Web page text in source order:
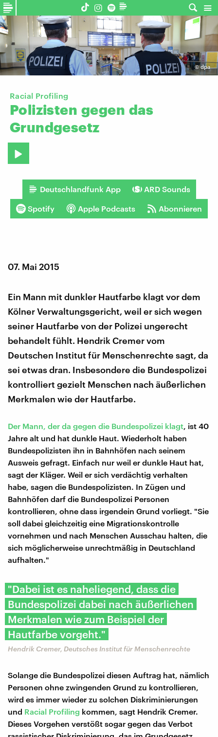
©dpa
Racial Profiling
Polizisten gegen das
Grundgesetz
Deutschlandfunk App ARD Sounds
Spotify Apple Podcasts Abonnieren
07. Mai 2015
Ein Mann mit dunkler Hautfarbe klagt vor dem
Kölner Verwaltungsgericht, weil er sich wegen
seiner Hautfarbe von der Polizei ungerecht
behandelt fühlt. Hendrik Cremer vom
Deutschen Institut für Menschenrechte sagt, da
sei etwas dran. Insbesondere die Bundespolizei
kontrolliert gezielt Menschen nach äußerlichen
Merkmalen wie der Hautfarbe.
Der Mann, der da gegen die Bundespolizei klagt , ist 40
Jahre alt und hat dunkle Haut. Wiederholt haben
Bundespolizisten ihn in Bahnhöfen nach seinem
Ausweis gefragt. Einfach nur weil er dunkle Haut hat,
sagt der Kläger. Weil er sich verdächtig verhalten
habe, sagen die Bundespolizisten. In Zügen und
Bahnhöfen darf die Bundespolizei Personen
kontrollieren, ohne dass irgendein Grund vorliegt. "Sie
soll dabei gleichzeitig eine Migrationskontrolle
vornehmen und nach Menschen Ausschau halten, die
sich möglicherweise unrechtmäßig in Deutschland
aufhalten."
"Dabei ist es naheliegend, dass die
Bundespolizei dabei nach äußerlichen
Merkmalen wie zum Beispiel der
Hautfarbe vorgeht."
Hendrik Cremer, Deutsches Institut für Menschenrechte
Solange die Bundespolizei diesen Auftrag hat, nämlich
Personen ohne zwingenden Grund zu kontrollieren,
wird es immer wieder zu solchen Diskriminierungen
und Racial Profiling kommen, sagt Hendrik Cremer.
Dieses Vorgehen verstößt sogar gegen das Verbot